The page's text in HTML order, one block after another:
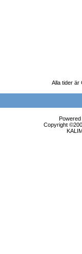
Alla tider är
Copyright